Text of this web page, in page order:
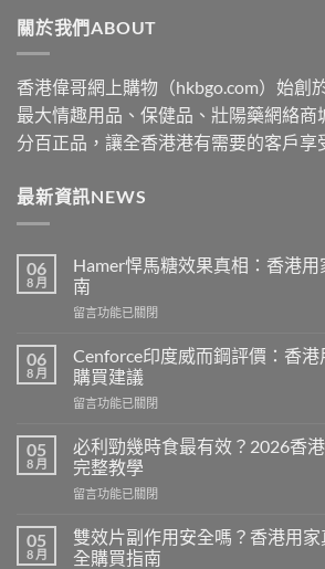
關於我們ABOUT
香港偉哥網上購物（hkbgo.com）始創
最大情趣用品、保健品、壯陽藥網絡商
分百正品，讓全香港港有需要的客戶享
最新資訊NEWS
06
8 月
Hamer悍馬糖效果真相：香港
南
在
悍
馬
糖
效
真
相：
香
港
家
實
留言功能已關閉
06
8 月
Cenforce印度威而鋼評價：香
購買建議
在
印
度
威
而
評
價：
留言功能已關閉
05
8 月
必利勁幾時食最有效？2026香
完整教學
在
利
勁
留言功能已關閉
05
8 月
雙效片副作用安全嗎？香港用
全購買指南